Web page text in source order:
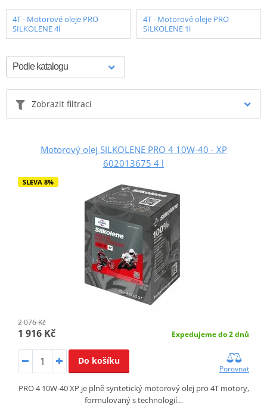
4T - Motorové oleje PRO
SILKOLENE 4l
4T - Motorové oleje PRO
SILKOLENE 1l
Zobrazit filtraci
Motorový olej SILKOLENE PRO 4 10W-40 - XP
602013675 4 l
SLEVA 8%
2 076 Kč
1 916 Kč Expedujeme do 2 dnů
Do košíku
Porovnat
PRO 4 10W-40 XP je plně syntetický motorový olej pro 4T motory,
formulovaný s technologií…